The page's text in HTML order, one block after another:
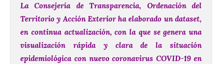
La Consejería de Transparencia, Ordenación del
Territorio y Acción Exterior ha elaborado un dataset,
en continua actualización, con la que se genera una
visualización rápida y clara de la situación
epidemiológica con nuevo coronavirus COVID-19 en